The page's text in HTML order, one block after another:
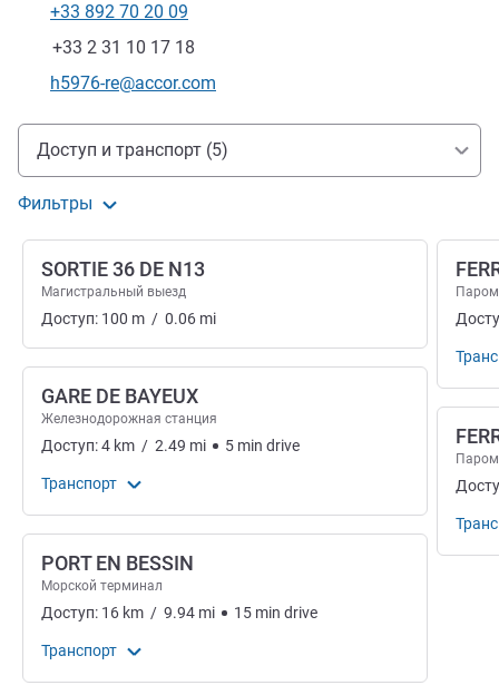
Телефон
+33 892 70 20 09
Факс
+33 2 31 10 17 18
Контактный адрес электронной почты
h5976-re@accor.com
Доступ и транспорт
Доступ и транспорт (5)
Фильтры
SORTIE 36 DE N13
Магистральный выезд
Доступ: 100 m / 0.06 mi
GARE DE BAYEUX
Железнодорожная станция
Доступ:4 km / 2.49 mi 5 min drive
Транспорт
PORT EN BESSIN
Морской терминал
Доступ: 16 km / 9.94 mi 15 min drive
Транспорт